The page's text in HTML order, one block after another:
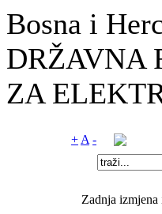
Bosna i
DRŽAVNA
ZA
+ A -
Zadnja izmjena